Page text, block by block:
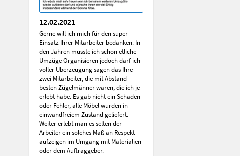
12.02.2021
Gerne will ich mich für den super
Einsatz Ihrer Mitarbeiter bedanken. In
den Jahren musste ich schon etliche
Umzüge Organisieren jedoch darf ich
voller Überzeugung sagen das Ihre
zwei Mitarbeiter, die mit Abstand
besten Zügelmänner waren, die ich je
erlebt habe. Es gab nicht ein Schaden
oder Fehler, alle Möbel wurden in
einwandfreiem Zustand geliefert.
Weiter erlebt man es selten der
Arbeiter ein solches Maß an Respekt
aufzeigen im Umgang mit Materialien
oder dem Auftraggeber.